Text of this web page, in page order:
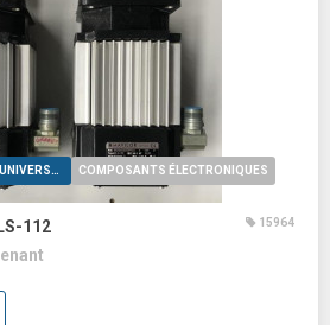
ACCESSOIRES-OUTILLAGE UNIVERSELS COMPOSANTS ÉLECTRONIQUES
112 15964